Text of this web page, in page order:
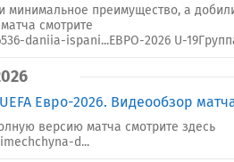
преимущество, а
смотрите
daniia-ispani...ЕВРО-2026 U-
Евро-2026. Видеообзор
версию матча смотрите здесь
d...